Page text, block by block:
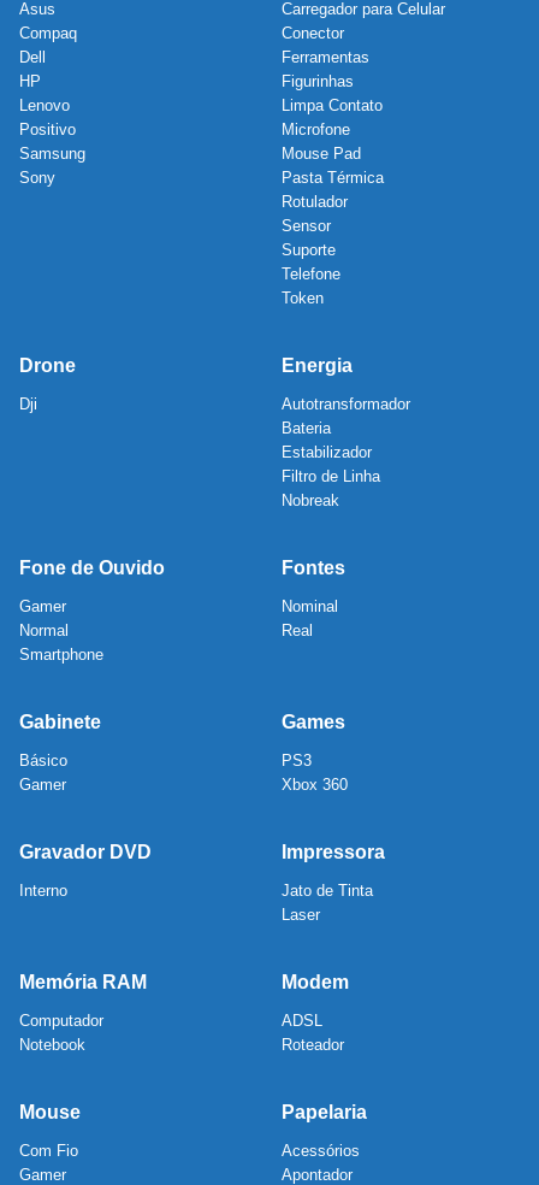
Asus
Compaq
Dell
HP
Lenovo
Positivo
Samsung
Sony
Carregador para Celular
Conector
Ferramentas
Figurinhas
Limpa Contato
Microfone
Mouse Pad
Pasta Térmica
Rotulador
Sensor
Suporte
Telefone
Token
Drone
Dji
Energia
Autotransformador
Bateria
Estabilizador
Filtro de Linha
Nobreak
Fone de Ouvido
Gamer
Normal
Smartphone
Fontes
Nominal
Real
Gabinete
Básico
Gamer
Games
PS3
Xbox 360
Gravador DVD
Interno
Impressora
Jato de Tinta
Laser
Memória RAM
Computador
Notebook
Modem
ADSL
Roteador
Mouse
Com Fio
Gamer
Papelaria
Acessórios
Apontador